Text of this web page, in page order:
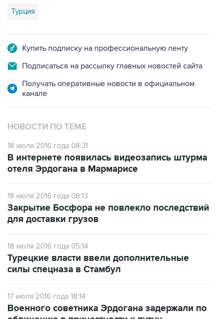
Турция
Купить подписку на профессиональную ленту
Подписаться на рассылку главных новостей сайта
Получать оперативные новости в официальном
канале
НОВОСТИ ПО ТЕМЕ
18 июля 2016 года 08:31
В интернете появилась видеозапись штурма
отеля Эрдогана в Мармарисе
18 июля 2016 года 08:13
Закрытие Босфора не повлекло последствий
для доставки грузов
18 июля 2016 года 05:14
Турецкие власти ввели дополнительные
силы спецназа в Стамбул
17 июля 2016 года 18:14
Военного советника Эрдогана задержали по